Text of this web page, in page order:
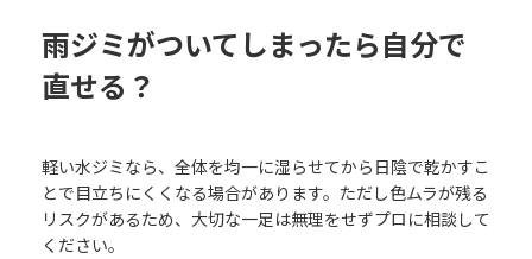
雨ジミがついてしまったら自分で
直せる？
軽い水ジミなら、全体を均一に湿らせてから日陰で乾かすこ
とで目立ちにくくなる場合があります。ただし色ムラが残る
リスクがあるため、大切な一足は無理をせずプロに相談して
ください。